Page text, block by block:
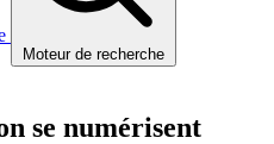
Moteur de recherche
se numérisent